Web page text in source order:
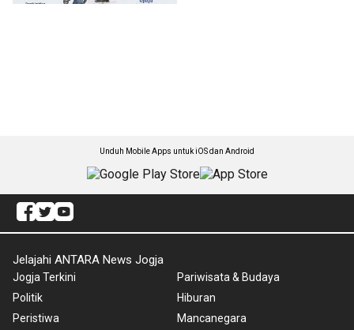
Unduh Mobile Apps untuk iOS dan Android
Jelajahi ANTARA News Jogja
Jogja Terkini
Politik
Peristiwa
Pariwisata & Budaya
Hiburan
Mancanegara